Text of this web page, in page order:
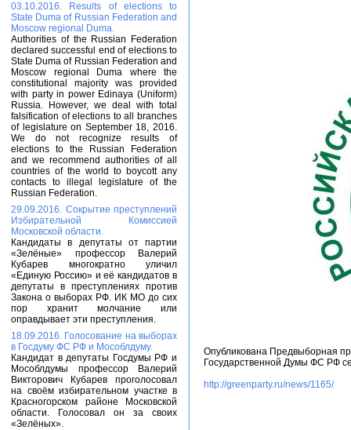
03.10.2016. Results of elections to
State Duma of Russian Federation and
Moscow regional Duma.
Authorities of the Russian Federation
declared successful end of elections to
State Duma of Russian Federation and
Moscow regional Duma where the
constitutional majority was provided
with party in power Edinaya (Uniform)
Russia. However, we deal with total
falsification of elections to all branches
of legislature on September 18, 2016.
We do not recognize results of
elections to the Russian Federation
and we recommend authorities of all
countries of the world to boycott any
contacts to illegal legislature of the
Russian Federation.
29.09.2016. Сокрытие преступлений
Избирательной Комиссией
Московской области.
Кандидаты в депутаты от партии
«Зелёные» профессор Валерий
Кубарев многократно уличил
«Единую Россию» и её кандидатов в
депутаты в преступлениях против
Закона о выборах РФ. ИК МО до сих
пор хранит молчание или
оправдывает эти преступления.
18.09.2016. Голосование на выборах
в Госдуму ФС РФ и Мособлдуму.
Кандидат в депутаты Госдумы РФ и
Мособлдумы профессор Валерий
Викторович Кубарев проголосовал
на своём избирательном участке в
Красногорском районе Московской
области. Голосовал он за своих
«Зелёных».
Опубликована Предвыборная
Государственной Думы ФС РФ
http://greenparty.ru/news/1165/